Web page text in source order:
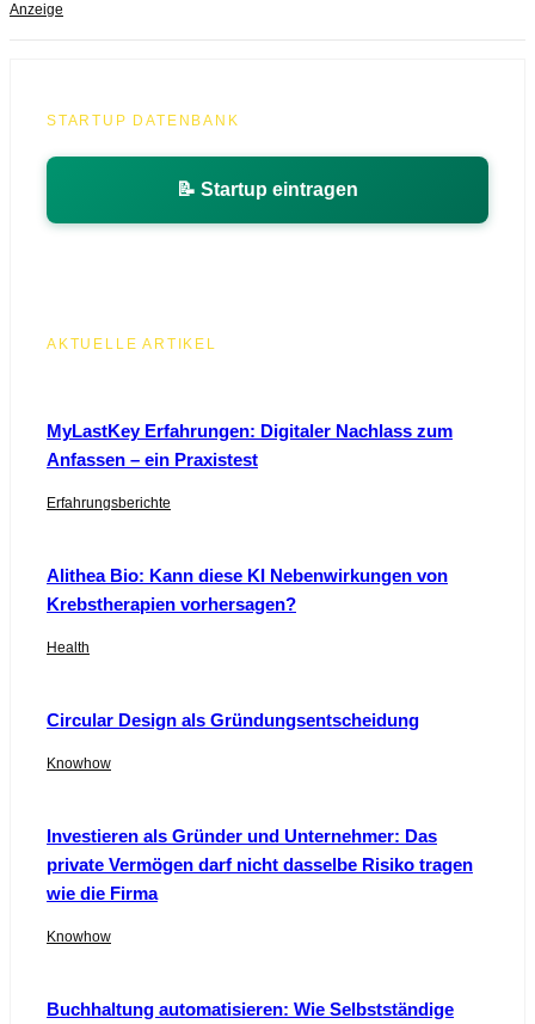
Anzeige
STARTUP DATENBANK
📝 Startup eintragen
AKTUELLE ARTIKEL
MyLastKey Erfahrungen: Digitaler Nachlass zum
Anfassen – ein Praxistest
Erfahrungsberichte
Alithea Bio: Kann diese KI Nebenwirkungen von
Krebstherapien vorhersagen?
Health
Circular Design als Gründungsentscheidung
Knowhow
Investieren als Gründer und Unternehmer: Das
private Vermögen darf nicht dasselbe Risiko tragen
wie die Firma
Knowhow
Buchhaltung automatisieren: Wie Selbstständige